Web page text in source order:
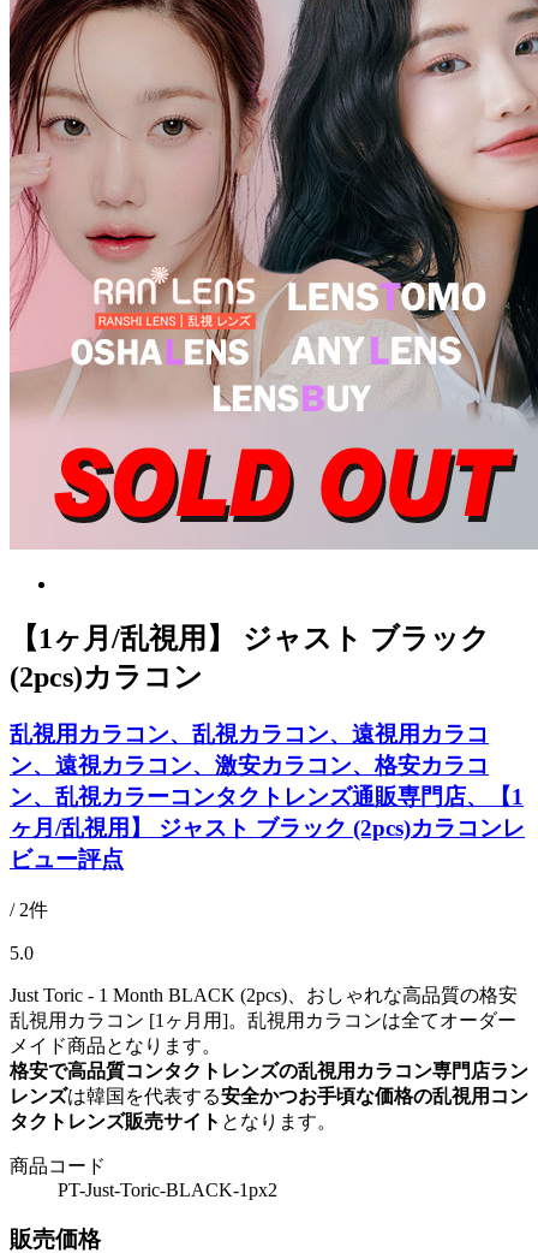
【1ヶ月/乱視用】 ジャスト ブラック
(2pcs)カラコン
乱視用カラコン、乱視カラコン、遠視用カラコ
ン、遠視カラコン、激安カラコン、格安カラコ
ン、乱視カラーコンタクトレンズ通販専門店、【1
ヶ月/乱視用】 ジャスト ブラック (2pcs)カラコンレ
ビュー評点
/ 2件
5.0
Just Toric - 1 Month BLACK (2pcs)、おしゃれな高品質の格安
乱視用カラコン [1ヶ月用]。乱視用カラコンは全てオーダー
メイド商品となります。
格安で高品質コンタクトレンズの乱視用カラコン専門店ラン
レンズは韓国を代表する安全かつお手頃な価格の乱視用コン
タクトレンズ販売サイト となります。
商品コード
PT-Just-Toric-BLACK-1px2
販売価格